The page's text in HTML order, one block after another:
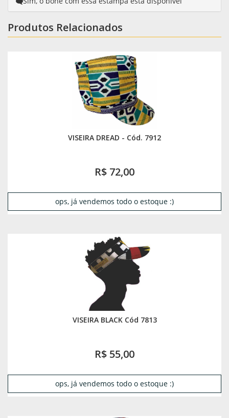
Produtos Relacionados
VISEIRA DREAD - Cód. 7912
R$ 72,00
ops, já vendemos todo o estoque :)
VISEIRA BLACK Cód 7813
R$ 55,00
ops, já vendemos todo o estoque :)